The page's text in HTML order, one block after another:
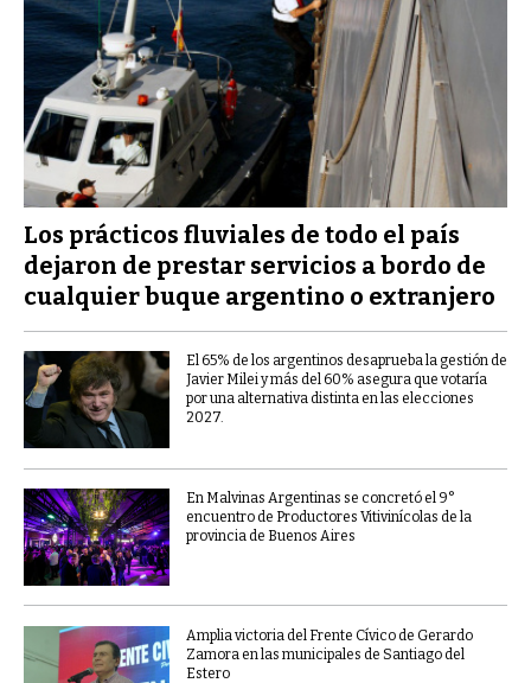
Los prácticos fluviales de todo el país
dejaron de prestar servicios a bordo de
cualquier buque argentino o extranjero
El 65% de los argentinos desaprueba la gestión de
Javier Milei y más del 60% asegura que votaría
por una alternativa distinta en las elecciones
2027.
En Malvinas Argentinas se concretó el 9°
encuentro de Productores Vitivinícolas de la
provincia de Buenos Aires
Amplia victoria del Frente Cívico de Gerardo
Zamora en las municipales de Santiago del
Estero